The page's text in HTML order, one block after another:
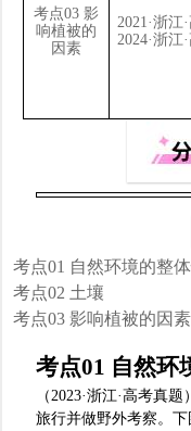
考点03影
响植被的
因素
2021·浙江·
2024·浙江·
考点01 自然环境的整
考点02 土壤
考点03影响植被的因素
考点01 自然环
（2023·浙江·高考真题
旅行并做野外考察。下